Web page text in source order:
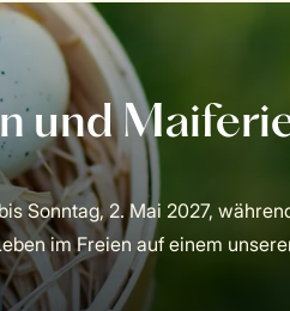
Sonntag, 2. Mai 2027,
im Freien auf einem